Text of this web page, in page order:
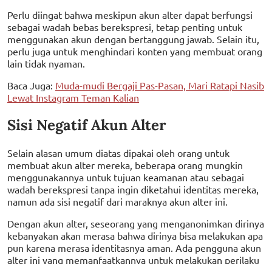
Perlu diingat bahwa meskipun akun alter dapat berfungsi
sebagai wadah bebas berekspresi, tetap penting untuk
menggunakan akun dengan bertanggung jawab. Selain itu,
perlu juga untuk menghindari konten yang membuat orang
lain tidak nyaman.
Baca Juga: Muda-mudi Bergaji Pas-Pasan, Mari Ratapi Nasib
Lewat Instagram Teman Kalian
Sisi Negatif Akun Alter
Selain alasan umum diatas dipakai oleh orang untuk
membuat akun alter mereka, beberapa orang mungkin
menggunakannya untuk tujuan keamanan atau sebagai
wadah berekspresi tanpa ingin diketahui identitas mereka,
namun ada sisi negatif dari maraknya akun alter ini.
Dengan akun alter, seseorang yang menganonimkan dirinya
kebanyakan akan merasa bahwa dirinya bisa melakukan apa
pun karena merasa identitasnya aman. Ada pengguna akun
alter ini yang memanfaatkannya untuk melakukan perilaku